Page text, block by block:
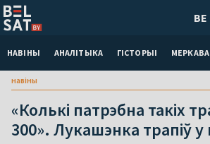
НАВІНЫ АНАЛІТЫКА ГІСТОРЫІ
BE
навіны
«Колькі патрэбна такіх
300». Лукашэнка трапіў у